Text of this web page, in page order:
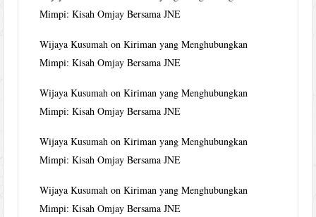
Mimpi: Kisah Omjay Bersama JNE
Wijaya Kusumah onKiriman yang Menghubungkan
Mimpi: Kisah Omjay Bersama JNE
Wijaya Kusumah onKiriman yang Menghubungkan
Mimpi: Kisah Omjay Bersama JNE
Wijaya Kusumah onKiriman yang Menghubungkan
Mimpi: Kisah Omjay Bersama JNE
Wijaya Kusumah onKiriman yang Menghubungkan
Mimpi: Kisah Omjay Bersama JNE